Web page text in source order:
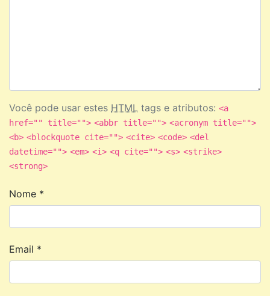
Você pode usar estes HTML tags e atributos: <a
href="" title=""> <abbr title=""> <acronym title="">
<b> <blockquote cite=""> <cite> <code> <del
datetime=""> <em> <i> <q cite=""> <s> <strike>
<strong>
Nome *
Email *